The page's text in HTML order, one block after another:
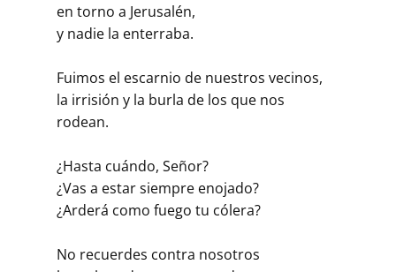
en torno a Jerusalén,
y nadie la enterraba.
Fuimos el escarnio de nuestros vecinos,
la irrisión y la burla de los que nos
rodean.
¿Hasta cuándo, Señor?
¿Vas a estar siempre enojado?
¿Arderá como fuego tu cólera?
No recuerdes contra nosotros